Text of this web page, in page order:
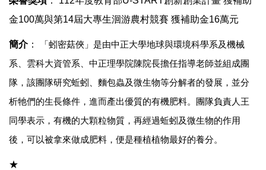
金100萬與第14屆大專生洄游農村競賽 獲補助金16萬元
簡介：
「蚓密菇俠」是由中正大學地球與環境科學系及機械
系、雲科大資管系、中正理學院陳院長擔任指導老師並組成團
隊，該團隊研究蚯蚓、麵包蟲及微生物等分解者的發展，並分
析牠們的生長條件，進而產出優質的有機肥料。團隊負責人王
同學表示，有機的大顆粒物質，再經過蚯蚓及微生物的作用
後，可以被拿來做成肥料，便是種植植物最好的養分。
★